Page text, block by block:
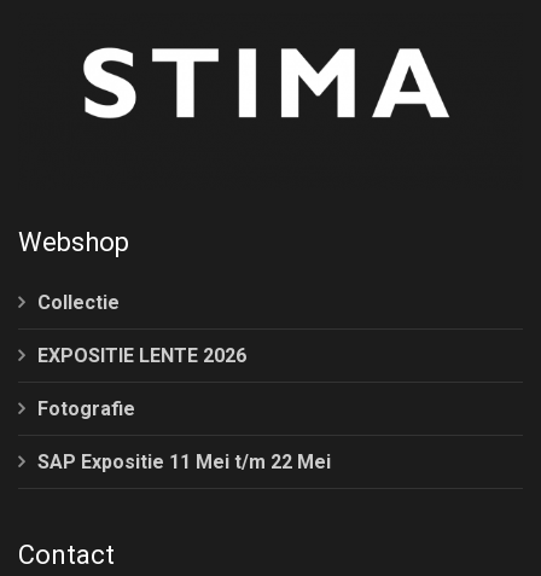
Webshop
Collectie
EXPOSITIE LENTE 2026
Fotografie
SAP Expositie 11 Mei t/m 22 Mei
Contact